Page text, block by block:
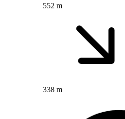
552 m
338 m